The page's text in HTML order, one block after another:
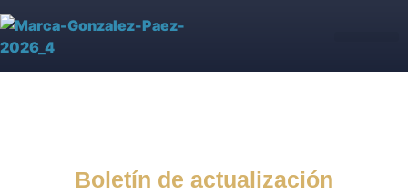
Boletín de actualización